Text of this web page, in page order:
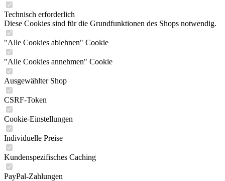
Technisch erforderlich
Diese Cookies sind für die Grundfunktionen des Shops notwendig.
"Alle Cookies ablehnen" Cookie
"Alle Cookies annehmen" Cookie
Ausgewählter Shop
CSRF-Token
Cookie-Einstellungen
Individuelle Preise
Kundenspezifisches Caching
PayPal-Zahlungen